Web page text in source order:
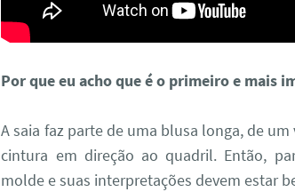
Por que eu acho que é o primeiro e mais
A saia faz parte de uma blusa longa, de
cintura em direção ao quadril. Então,
molde e suas interpretações devem estar